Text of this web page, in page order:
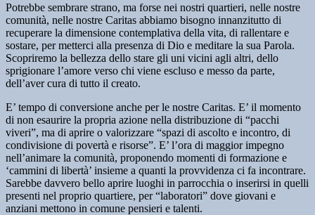
Potrebbe sembrare strano, ma forse nei nostri quartieri, nelle nostre
comunità, nelle nostre Caritas abbiamo bisogno innanzitutto di
recuperare la dimensione contemplativa della vita, di rallentare e
sostare, per metterci alla presenza di Dio e meditare la sua Parola.
Scopriremo la bellezza dello stare gli uni vicini agli altri, dello
sprigionare l’amore verso chi viene escluso e messo da parte,
dell’aver cura di tutto il creato.
E’ tempo di conversione anche per le nostre Caritas. E’ il momento
di non esaurire la propria azione nella distribuzione di “pacchi
viveri”, ma di aprire o valorizzare “spazi di ascolto e incontro, di
condivisione di povertà e risorse”. E’ l’ora di maggior impegno
nell’animare la comunità, proponendo momenti di formazione e
‘cammini di libertà’ insieme a quanti la provvidenza ci fa incontrare.
Sarebbe davvero bello aprire luoghi in parrocchia o inserirsi in quelli
presenti nel proprio quartiere, per “laboratori” dove giovani e
anziani mettono in comune pensieri e talenti.